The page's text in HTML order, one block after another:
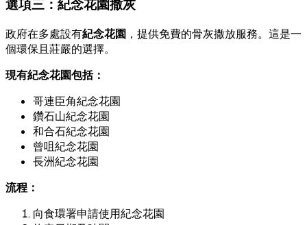
選項三：紀念花園撒灰
政府在多處設有紀念花園 ，提供免費的骨灰撒放服務。這是一
個環保且莊嚴的選擇。
現有紀念花園包括：
哥連臣角紀念花園
鑽石山紀念花園
和合石紀念花園
曾咀紀念花園
長洲紀念花園
流程：
向食環署申請使用紀念花園